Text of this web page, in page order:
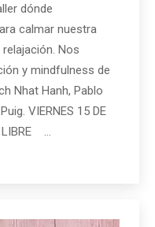
dónde
calmar nuestra
Nos
y mindfulness de
Nhat Hanh, Pablo
VIERNES 15 DE
LIBRE …